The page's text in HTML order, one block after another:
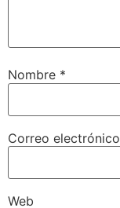
Nombre *
Correo electrónico
Web